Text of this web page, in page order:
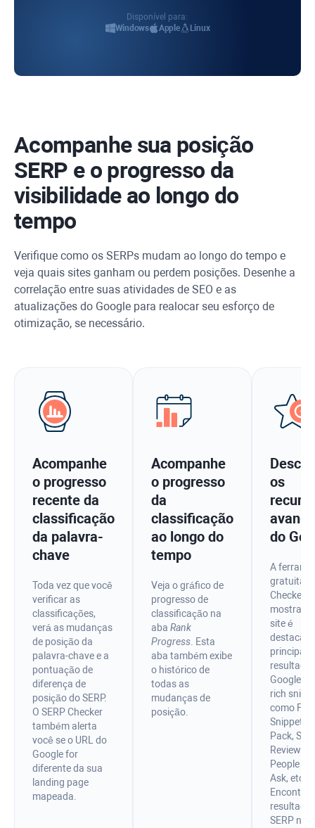
Disponível para:
Windows
Apple Linux
Acompanhe sua posição
SERP e o progresso da
visibilidade ao longo do
tempo
Verifique como os SERPs mudam ao longo do tempo e
veja quais sites ganham ou perdem posições. Desenhe a
correlação entre suas atividades de SEO e as
atualizações do Google para realocar seu esforço de
otimização, se necessário.
Acompanhe
o progresso
recente da
classificação
da palavra-
chave
Toda vez que você
verificar as
classificações,
verá as mudanças
de posição da
palavra-chave e a
pontuação de
diferença de
posição do SERP.
O SERP Checker
também alerta
você se o URL do
Google for
diferente da sua
landing page
mapeada.
Acompanhe
o progresso
da
classificação
ao longo do
tempo
Veja o gráfico de
progresso de
classificação na
aba Rank
Progress . Esta
aba também exibe
o histórico de
todas as
mudanças de
posição.
os
do
A
gratuita
Checker
mostra se
site é
principais
Google
rich
como
Snippet,
Pack,
Reviews,
People
Ask, etc.
Encontre
SERP no